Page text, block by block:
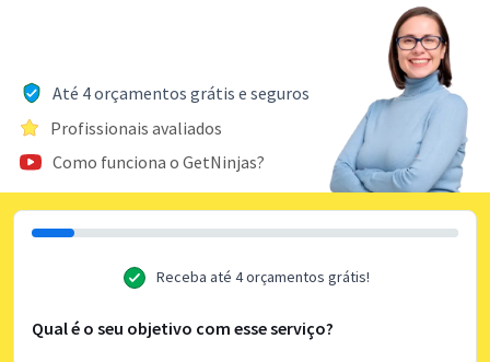
Até 4 orçamentos grátis e seguros
Profissionais avaliados
Como funciona o GetNinjas?
Receba até 4 orçamentos grátis!
Qual é o seu objetivo com esse serviço?